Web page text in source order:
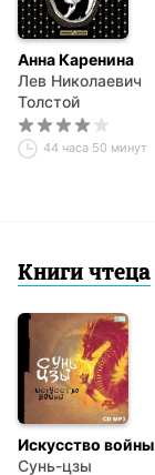
Анна Каренина
Лев Николаевич
Толстой
44 часа 50 минут
Книги чтеца
Искусство войны
Сунь-цзы